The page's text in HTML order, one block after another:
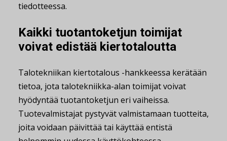
tiedotteessa.
Kaikki tuotantoketjun toimijat
voivat edistää kiertotaloutta
Talotekniikan kiertotalous -hankkeessa kerätään
tietoa, jota talotekniikka-alan toimijat voivat
hyödyntää tuotantoketjun eri vaiheissa.
Tuotevalmistajat pystyvät valmistamaan tuotteita,
joita voidaan päivittää tai käyttää entistä